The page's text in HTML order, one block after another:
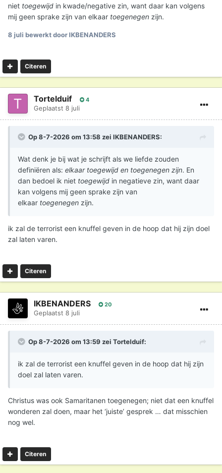
niet toegewijd in kwade/negative zin, want daar kan volgens
mij geen sprake zijn van elkaar toegenegen zijn.
8 juli bewerkt door IKBENANDERS
Citeren
Tortelduif 4
Geplaatst 8 juli
Op 8-7-2026 om 13:58 zei IKBENANDERS:
Wat denk je bij wat je schrijft als we liefde zouden
definiëren als: elkaar toegewijd en toegenegen zijn. En
dan bedoel ik niet toegewijd in negatieve zin, want daar
kan volgens mij geen sprake zijn van
elkaar toegenegen zijn.
ik zal de terrorist een knuffel geven in de hoop dat hij zijn doel
zal laten varen.
Citeren
IKBENANDERS 20
Geplaatst 8 juli
Op 8-7-2026 om 13:59 zei Tortelduif:
ik zal de terrorist een knuffel geven in de hoop dat hij zijn
doel zal laten varen.
Christus was ook Samaritanen toegenegen; niet dat een knuffel
wonderen zal doen, maar het ‘juiste’ gesprek … dat misschien
nog wel.
Citeren